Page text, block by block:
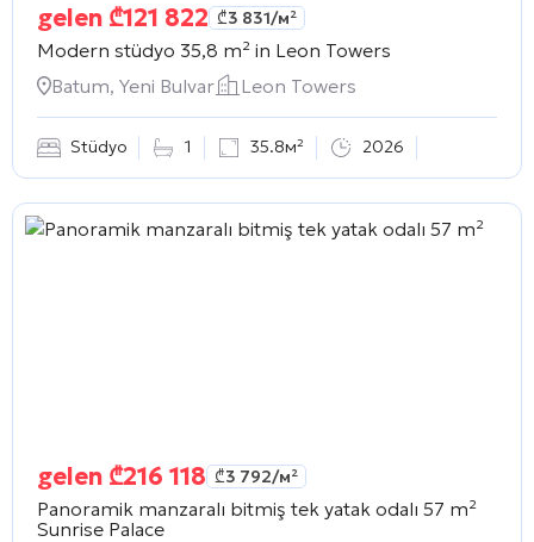
gelen ₾121 822 ₾3 831/м²
Modern stüdyo 35,8 m² in Leon Towers
Batum, Yeni Bulvar
Leon Towers
Stüdyo 1 35.8м² 2026
gelen ₾216 118 ₾3 792/м²
Panoramik manzaralı bitmiş tek yatak odalı 57 m²
Sunrise Palace